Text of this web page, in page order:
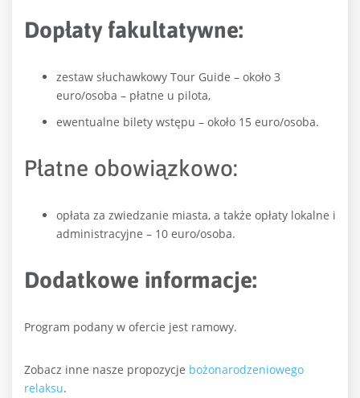
Dopłaty fakultatywne:
zestaw słuchawkowy Tour Guide – około 3
euro/osoba – płatne u pilota,
ewentualne bilety wstępu – około 15 euro/osoba.
Płatne obowiązkowo:
opłata za zwiedzanie miasta, a także opłaty lokalne i
administracyjne – 10 euro/osoba.
Dodatkowe informacje:
Program podany w ofercie jest ramowy.
Zobacz inne nasze propozycje bożonarodzeniowego
relaksu.